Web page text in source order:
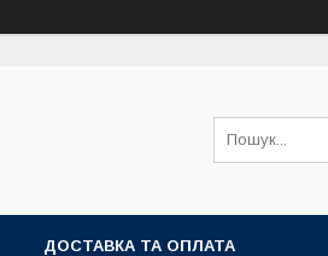
ДОСТАВКА ТА ОПЛАТА